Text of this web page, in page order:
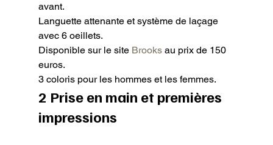
avant.
Languette attenante et système de laçage
avec 6 oeillets.
Disponible sur le site Brooks au prix de 150
euros.
3 coloris pour les hommes et les femmes.
2 Prise en main et premières
impressions